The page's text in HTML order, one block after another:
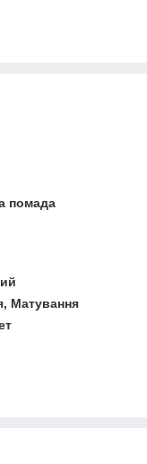
помада
Матування